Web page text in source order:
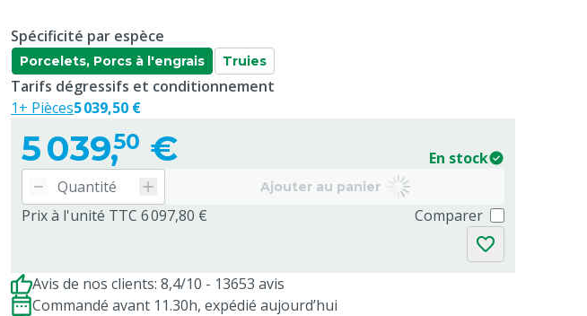
Spécificité par espèce
Porcelets, Porcs à l'engrais Truies
5 039,50 € En stock
Ajouter au panier
Prix à l'unité TTC 6 097,80 € Comparer
Tarifs dégressifs et conditionnement
1+ Pièces5 039,50 €
Avis de nos clients: 8,4/10 - 13653 avis
Commandé avant 11.30h, expédié aujourd’hui